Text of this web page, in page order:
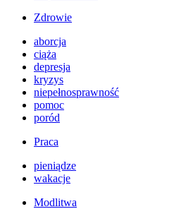
Zdrowie
aborcja
ciąża
depresja
kryzys
niepełnosprawność
pomoc
poród
Praca
pieniądze
wakacje
Modlitwa